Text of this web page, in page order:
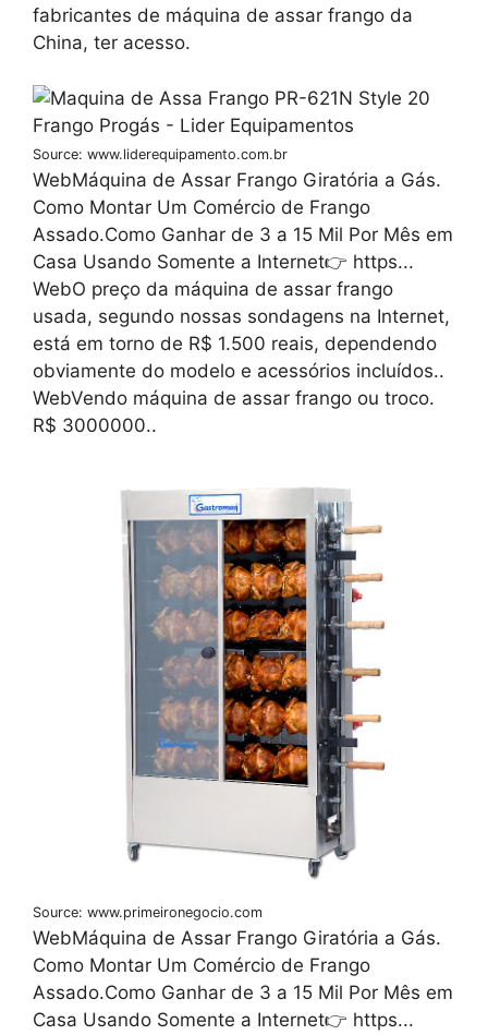
fabricantes de máquina de assar frango da
China, ter acesso.
Source: www.liderequipamento.com.br
WebMáquina de Assar Frango Giratória a Gás.
Como Montar Um Comércio de Frango
Assado.Como Ganhar de 3 a 15 Mil Por Mês em
Casa Usando Somente a Internet👉 https...
WebO preço da máquina de assar frango
usada, segundo nossas sondagens na Internet,
está em torno de R$ 1.500 reais, dependendo
obviamente do modelo e acessórios incluídos..
WebVendo máquina de assar frango ou troco.
R$ 3000000..
Source: www.primeironegocio.com
WebMáquina de Assar Frango Giratória a Gás.
Como Montar Um Comércio de Frango
Assado.Como Ganhar de 3 a 15 Mil Por Mês em
Casa Usando Somente a Internet👉 https...